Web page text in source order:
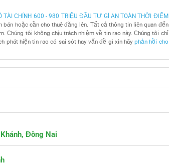
TÀI CHÍNH 600 - 980 TRIỆU ĐẦU TƯ GÌ AN TOÀN THỜI ĐIỂM
hoặc cần cho thuê đăng lên. Tất cả thông tin liên quan đến
Chúng tôi không chịu trách nhiệm về tin rao này. Chúng tôi chỉ
phát hiện tin rao có sai sót hay vấn đề gì xin hãyphản hồi cho
Đồng Nai